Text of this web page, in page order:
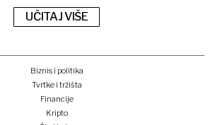
UČITAJ VIŠE
Biznis i politika
Tvrtke i tržišta
Financije
Kripto